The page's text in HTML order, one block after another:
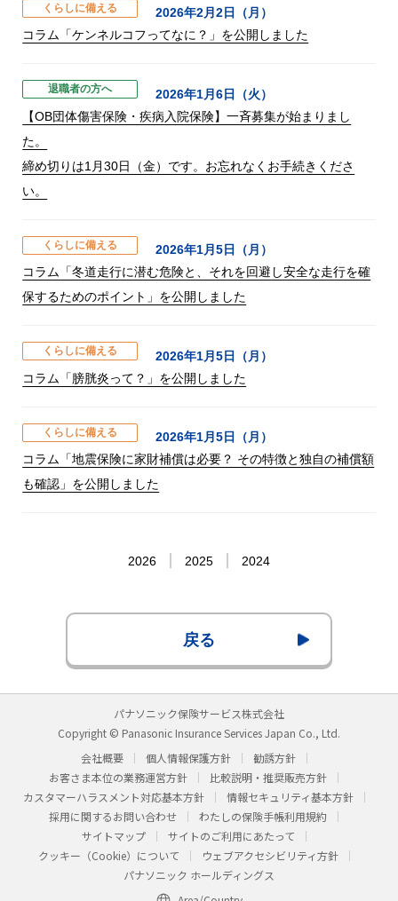
くらしに備える
2026年2月2日（月）
コラム「ケンネルコフってなに？」を公開しました
退職者の方へ
2026年1月6日（火）
【OB団体傷害保険・疾病入院保険】一斉募集が始まりまし
た。
締め切りは1月30日（金）です。お忘れなくお手続きくださ
い。
くらしに備える
2026年1月5日（月）
コラム「冬道走行に潜む危険と、それを回避し安全な走行を確
保するためのポイント」を公開しました
くらしに備える
2026年1月5日（月）
コラム「膀胱炎って？」を公開しました
くらしに備える
2026年1月5日（月）
コラム「地震保険に家財補償は必要？ その特徴と独自の補償額
も確認」を公開しました
2026 2025 2024
戻る
パナソニック保険サービス株式会社
Copyright © Panasonic Insurance Services Japan Co., Ltd.
会社概要
個人情報保護方針
勧誘方針
お客さま本位の業務運営方針
比較説明・推奨販売方針
カスタマーハラスメント対応基本方針
情報セキュリティ基本方針
採用に関するお問い合わせ
わたしの保険手帳利用規約
サイトマップ
サイトのご利用にあたって
クッキー（Cookie）について
ウェブアクセシビリティ方針
パナソニック ホールディングス